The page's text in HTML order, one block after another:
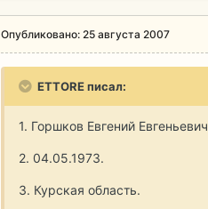
Опубликовано: 25 августа 2007
ETTORE писал:
1. Горшков Евгений Евгеньевич
2. 04.05.1973.
3. Курская область.